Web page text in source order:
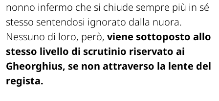
nonno infermo che si chiude sempre più in sé
stesso sentendosi ignorato dalla nuora.
Nessuno di loro, però, viene sottoposto allo
stesso livello di scrutinio riservato ai
Gheorghius, se non attraverso la lente del
regista.